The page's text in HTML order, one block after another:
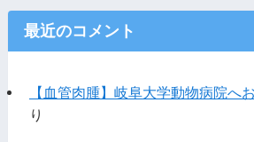
最近のコメント
【血管肉腫】岐阜大学動物病院へ
り